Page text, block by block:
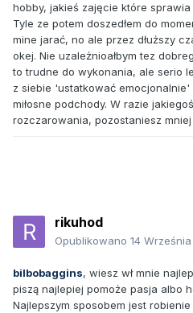
hobby, jakieś zajęcie które
Tyle ze potem doszedłem do
mine jarać, no ale przez dłuższy
okej. Nie uzależnioałbym tez
to trudne do wykonania, ale serio
z siebie 'ustatkować
miłosne podchody. W razie
rozczarowania, pozostaniesz mniej
rikuhod
Opublikowano 14
bilbobaggins, wiesz wł mnie
piszą najlepiej pomoże pasja albo
Najlepszym sposobem jest